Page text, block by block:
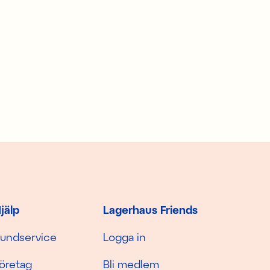
Lagerhaus Friends
Logga in
Bli medlem